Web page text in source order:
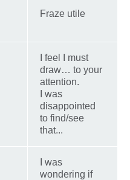
Fraze utile
I feel I must
draw… to your
attention.
I was
disappointed
to find/see
that...
I was
wondering if